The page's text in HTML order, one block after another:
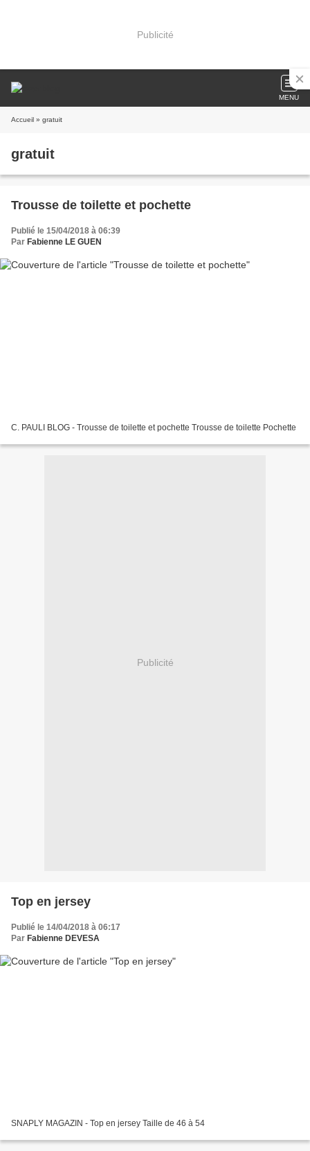
Publicité
MENU
Accueil » gratuit
gratuit
Trousse de toilette et pochette
Publié le 15/04/2018 à 06:39
Par Fabienne LE GUEN
C. PAULI BLOG - Trousse de toilette et pochette Trousse de toilette Pochette
Publicité
Top en jersey
Publié le 14/04/2018 à 06:17
Par Fabienne DEVESA
SNAPLY MAGAZIN - Top en jersey Taille de 46 à 54